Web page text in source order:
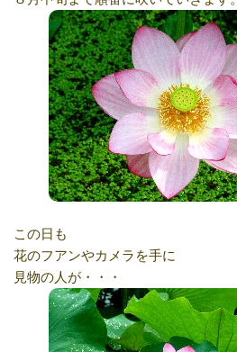
この日も
花のフアンやカメラを手に
見物の人が・・・